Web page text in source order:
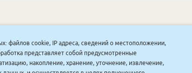
ВАКАНСИЯЛАР |
ООО
файлов cookie, IP адреса, сведений о местоположении,
представляет собой предусмотренные
накопление, хранение, уточнение, извлечение,